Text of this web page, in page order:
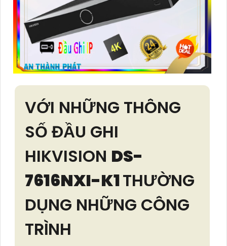
VỚI NHỮNG THÔNG
SỐ ĐẦU GHI
HIKVISION DS-
7616NXI-K1THƯỜNG
DỤNG NHỮNG CÔNG
TRÌNH